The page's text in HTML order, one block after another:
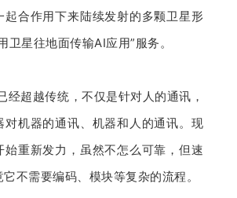
起合作用下来陆续发射的多颗卫星形
卫星往地面传输AI应用”服务。
经超越传统，不仅是针对人的通讯，
对机器的通讯、机器和人的通讯。现
始重新发力，虽然不怎么可靠，但速
不需要编码、模块等复杂的流程。